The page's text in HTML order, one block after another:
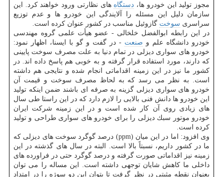
مجوز تولید این خودرو ها، دستگاه های نظارتی ورود خواهند كرد. این
سازمان دلیل این مسئله را آلایندگی این خودرو ها و عدم توزیع
سراسری سوخت گازوئیل مناسب در كشور عنوان كرده است.
در این رابطه ابوالفضل خلخالی - عضو هیأت علمی گروه مهندسی
خودرو دانشگاه علم و صنعت - در گفت و گو با ایسنا، اظهار نمود:
خودرو های سواری دیزلی در تمام دنیا به علت مصرف سوخت پایینی
كه دارند، مورد استفاده قرار گرفته و به خوبی هم پاسخ داده اند. در
كشور ما نیز در این زمینه اقداماتی انجام شده و نتایجی هم داشته
است. به نظر می رسد كه به لحاظ مصرف سوخت و قیمت آن
خودرو های سواری دیزلی گزینه به صرفه ای باشند ضمن اینكه تولید
این خودرو ها دانش فنی بالایی را لازم دارد كه در این راستا طی سال
های زیادی روی آن كار شده است و در این زمینه شركت ایران
خودرو موتور سبك دیزلی را برای خودرو های سواری طراحی و تولید
كرده است.
وی افزود: اما در این میان (ppm) درصد گوگرد سوخت های دیزلی كه
ما در كشور داریم، نسبتاً بالا است. البته در سال های گذشته در این
زمینه نیز اقداماتی صورت گرفته و درصد گوگرد حتی در فراورده های
داخلی ما كاهش شایان توجهی داشته است. این مساله را می توان
بعنوان نقطه مثبتی در نظر گرفت تا بتوان این دو سوژه را در امتداد